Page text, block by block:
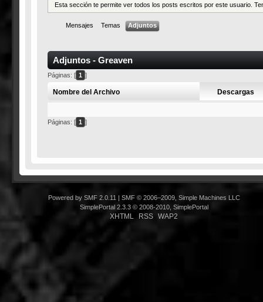
Esta sección te permite ver todos los posts escritos por este usuario.
Mensajes Temas Adjuntos
Adjuntos - Greaven
Páginas: [ 1 ]
Nombre del Archivo Descargas
Páginas: [ 1 ]
Powered by SMF 2.0.11
SMF © 2006–2009, Simple Machines LLC
SimplePortal 2.3.3 © 2008-2010, SimplePortal
XHTML RSS WAP2